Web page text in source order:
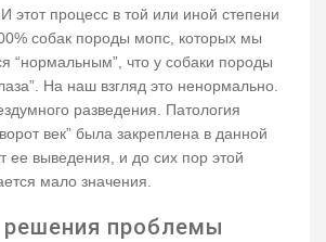
этот процесс в той или иной степени
собак породы мопс, которых мы
“нормальным”, что у собаки породы
На наш взгляд это ненормально.
разведения. Патология
век” была закреплена в данной
ее выведения, и до сих пор этой
мало значения.
решения проблемы